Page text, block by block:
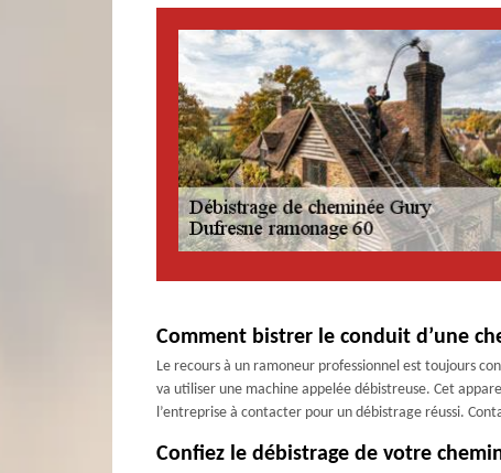
Comment bistrer le conduit d’une
Le recours à un ramoneur professionnel est toujours
va utiliser une machine appelée débistreuse. Cet
l’entreprise à contacter pour un débistrage réussi.
Confiez le débistrage de votre